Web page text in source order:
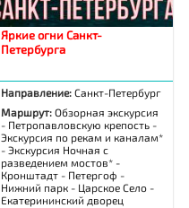
Яркие огни Санкт-
Петербурга
Направление:Санкт-Петербург
Маршрут:Обзорная экскурсия
- Петропавловскую крепость -
Экскурсия по рекам и каналам*
- Экскурсия Ночная с
разведением мостов* -
Кронштадт - Петергоф -
Нижний парк - Царское Село -
Екатерининский дворец